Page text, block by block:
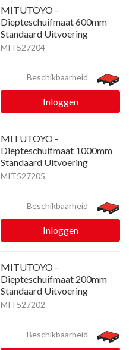
MITUTOYO -
Diepteschuifmaat 600mm
Standaard Uitvoering
MIT527204
Beschikbaarheid
Inloggen
MITUTOYO -
Diepteschuifmaat 1000mm
Standaard Uitvoering
MIT527205
Beschikbaarheid
Inloggen
MITUTOYO -
Diepteschuifmaat 200mm
Standaard Uitvoering
MIT527202
Beschikbaarheid